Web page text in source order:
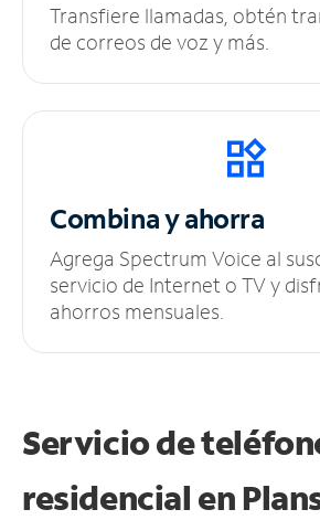
Transfiere llamadas, obtén
de correos de voz y más.
Combina y ahorra
Agrega Spectrum Voice al
servicio de Internet o TV y
ahorros mensuales.
Servicio de
residencial en